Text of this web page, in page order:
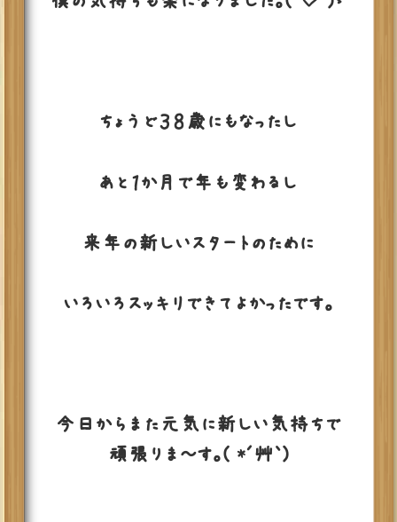
ちょうど３８歳にもなったし
あと１か月で年も変わるし
来年の新しいスタートのために
いろいろスッキリできてよかったです。
今日からまた元気に新しい気持ちで
頑張りま～す。( *´艸｀)